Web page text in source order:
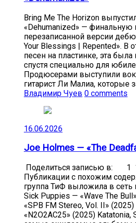
Bring Me The Horizon
«Dehumanized» — финальную
перезаписанной версии
Your Blessings | Repented». В
песен на пластинке, эта была
спустя специально для
Продюсерами выступили
гитарист Ли Малиа, которые
Владимир Чуев 0 comments
16.06.2026
Joe Holmes — «The
Поделиться записью в: 1
Публикации с похожим
группа ТиФ выложила в сеть
Sick Puppies — «Wave The
«SPB FM Stereo, Vol. II»
«N2O2AC25» (2025) Katatonia,